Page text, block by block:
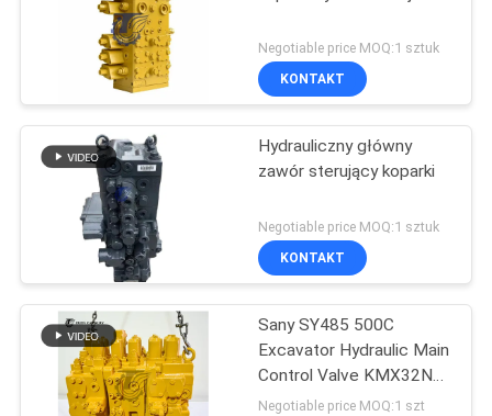
Negotiable price MOQ:1 sztuk
KONTAKT
Hydrauliczny główny
zawór sterujący koparki
Negotiable price MOQ:1 sztuk
KONTAKT
Sany SY485 500C
Excavator Hydraulic Main
Control Valve KMX32NA
High Quality
Negotiable price MOQ:1 szt